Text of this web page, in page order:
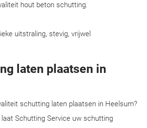
hout beton schutting.
uitstraling, stevig, vrijwel
laten plaatsen in
schutting laten plaatsen in Heelsum?
Schutting Service uw schutting